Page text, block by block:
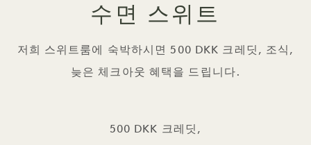
수면 스위트
저희 스위트룸에 숙박하시면 500 DKK 크레딧, 조식,
늦은 체크아웃 혜택을 드립니다.
500 DKK 크레딧,